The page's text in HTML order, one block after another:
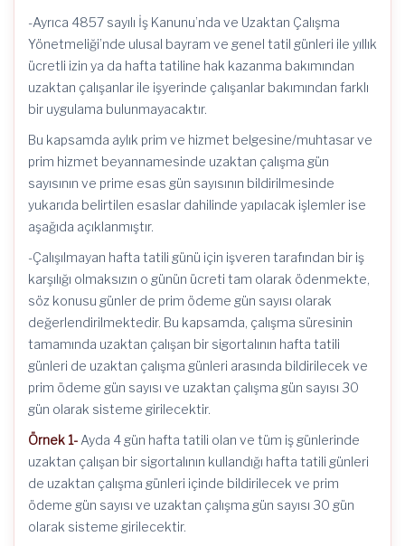
-Ayrıca 4857 sayılı İş Kanunu’nda ve Uzaktan Çalışma
Yönetmeliği’nde ulusal bayram ve genel tatil günleri ile yıllık
ücretli izin ya da hafta tatiline hak kazanma bakımından
uzaktan çalışanlar ile işyerinde çalışanlar bakımından farklı
bir uygulama bulunmayacaktır.
Bu kapsamda aylık prim ve hizmet belgesine/muhtasar ve
prim hizmet beyannamesinde uzaktan çalışma gün
sayısının ve prime esas gün sayısının bildirilmesinde
yukarıda belirtilen esaslar dahilinde yapılacak işlemler ise
aşağıda açıklanmıştır.
-Çalışılmayan hafta tatili günü için işveren tarafından bir iş
karşılığı olmaksızın o günün ücreti tam olarak ödenmekte,
söz konusu günler de prim ödeme gün sayısı olarak
değerlendirilmektedir. Bu kapsamda, çalışma süresinin
tamamında uzaktan çalışan bir sigortalının hafta tatili
günleri de uzaktan çalışma günleri arasında bildirilecek ve
prim ödeme gün sayısı ve uzaktan çalışma gün sayısı 30
gün olarak sisteme girilecektir.
Örnek 1- Ayda 4 gün hafta tatili olan ve tüm iş günlerinde
uzaktan çalışan bir sigortalının kullandığı hafta tatili günleri
de uzaktan çalışma günleri içinde bildirilecek ve prim
ödeme gün sayısı ve uzaktan çalışma gün sayısı 30 gün
olarak sisteme girilecektir.